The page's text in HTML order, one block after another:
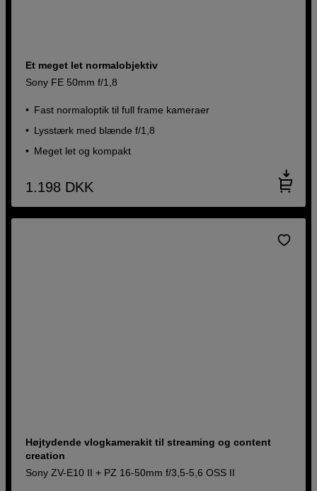
Et meget let normalobjektiv
Sony FE 50mm f/1,8
Fast normaloptik til full frame kameraer
Lysstærk med blænde f/1,8
Meget let og kompakt
1.198 DKK
Højtydende vlogkamerakit til streaming og content
creation
Sony ZV-E10 II + PZ 16-50mm f/3,5-5,6 OSS II